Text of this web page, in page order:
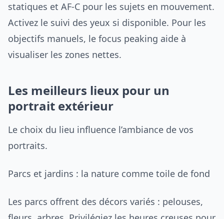
statiques et AF-C pour les sujets en mouvement.
Activez le suivi des yeux si disponible. Pour les
objectifs manuels, le focus peaking aide à
visualiser les zones nettes.
Les meilleurs lieux pour un
portrait extérieur
Le choix du lieu influence l’ambiance de vos
portraits.
Parcs et jardins : la nature comme toile de fond
Les parcs offrent des décors variés : pelouses,